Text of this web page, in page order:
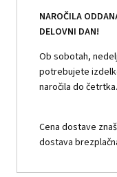
NAROČILA
DELOVNI DAN!
Ob sobotah,
potrebujete
naročila do četrtka.
Cena dostave
dostava